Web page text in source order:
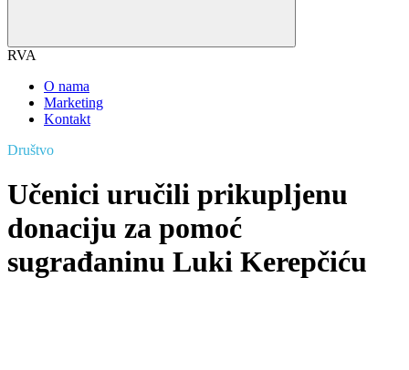
RVA
O nama
Marketing
Kontakt
Društvo
Učenici uručili prikupljenu
donaciju za pomoć
sugrađaninu Luki Kerepčiću